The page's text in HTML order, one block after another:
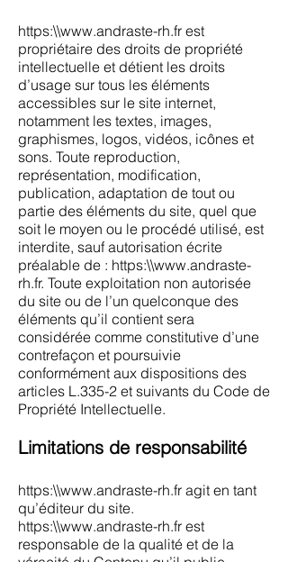
https:\\www.andraste-rh.fr est
propriétaire des droits de propriété
intellectuelle et détient les droits
d’usage sur tous les éléments
accessibles sur le site internet,
notamment les textes, images,
graphismes, logos, vidéos, icônes et
sons. Toute reproduction,
représentation, modification,
publication, adaptation de tout ou
partie des éléments du site, quel que
soit le moyen ou le procédé utilisé, est
interdite, sauf autorisation écrite
préalable de : https:\\www.andraste-
rh.fr. Toute exploitation non autorisée
du site ou de l’un quelconque des
éléments qu’il contient sera
considérée comme constitutive d’une
contrefaçon et poursuivie
conformément aux dispositions des
articles L.335-2 et suivants du Code de
Propriété Intellectuelle.
Limitations de responsabilité
https:\\www.andraste-rh.fr agit en tant
qu’éditeur du site.
https:\\www.andraste-rh.fr est
responsable de la qualité et de la